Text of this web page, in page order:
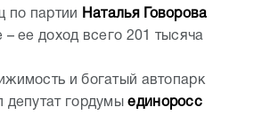
по партии
Наталья Говорова
ее доход всего 201 тысяча
и богатый автопарк
депутат гордумыединоросс